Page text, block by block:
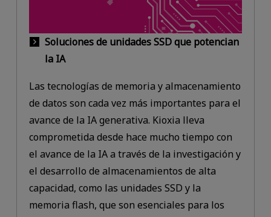
Soluciones de unidades SSD que potencian
la IA
Las tecnologías de memoria y almacenamiento
de datos son cada vez más importantes para el
avance de la IA generativa. Kioxia lleva
comprometida desde hace mucho tiempo con
el avance de la IA a través de la investigación y
el desarrollo de almacenamientos de alta
capacidad, como las unidades SSD y la
memoria flash, que son esenciales para los